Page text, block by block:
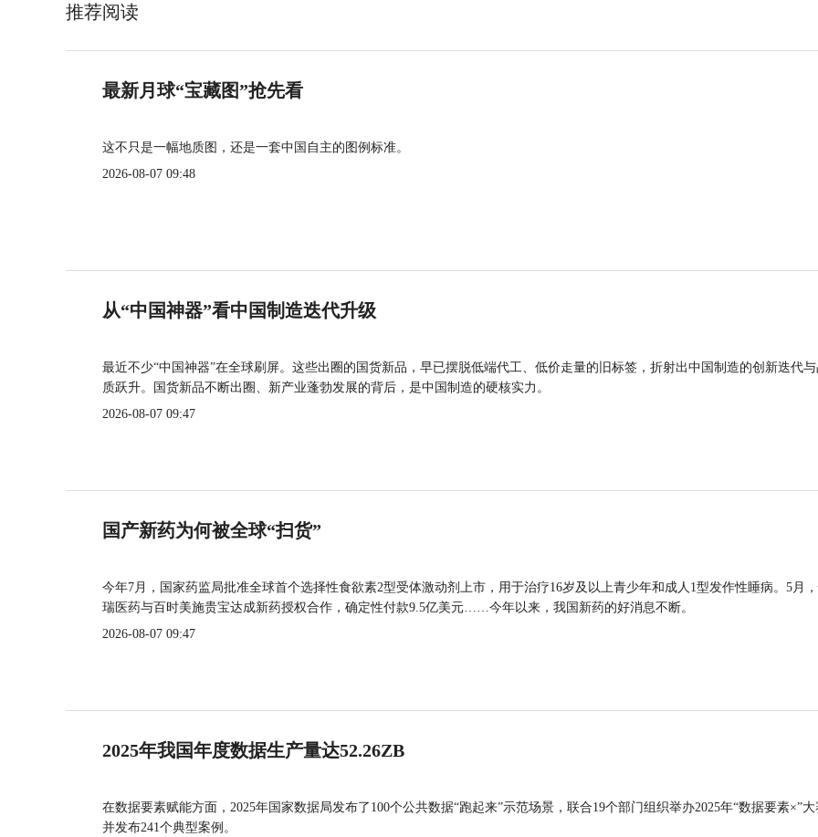
推荐阅读
最新月球“宝藏图”抢先看
这不只是一幅地质图，还是一套中国自主的图例标准。
2026-08-07 09:48
从“中国神器”看中国制造迭代升级
最近不少“中国神器”在全球刷屏。这些出圈的国货新品，早已摆脱低端代工、低价走量的旧标签，折射出中国制造的创新迭代
质跃升。国货新品不断出圈、新产业蓬勃发展的背后，是中国制造的硬核实力。
2026-08-07 09:47
国产新药为何被全球“扫货”
今年7月，国家药监局批准全球首个选择性食欲素2型受体激动剂上市，用于治疗16岁及以上青少年和成人1型发作性睡病。5月
瑞医药与百时美施贵宝达成新药授权合作，确定性付款9.5亿美元……今年以来，我国新药的好消息不断。
2026-08-07 09:47
2025年我国年度数据生产量达52.26ZB
在数据要素赋能方面，2025年国家数据局发布了100个公共数据“跑起来”示范场景，联合19个部门组织举办2025年“数据要素×”大
并发布241个典型案例。